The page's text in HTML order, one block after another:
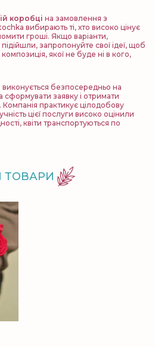
коробці на замовлення з
вибирають ті, хто високо цінує
гроші. Якщо варіанти,
запропонуйте свої ідеї, щоб
якої не буде ні в кого,
виконується безпосередньо на
заявку і отримати
практикує цілодобову
цієї послуги високо оцінили
квіти транспортуються по
ТОВАРИ